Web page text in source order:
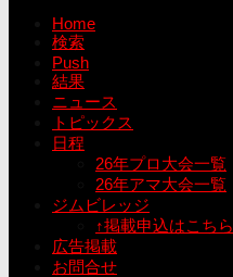
Home
検索
Push
結果
ニュース
トピックス
日程
26年プロ大会一覧
26年アマ大会一覧
ジムビレッジ
↑掲載申込はこちら
広告掲載
お問合せ